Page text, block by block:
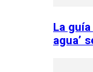
La
agua’